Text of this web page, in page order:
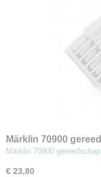
Märklin 70900
Märklin 70900
€ 23,80